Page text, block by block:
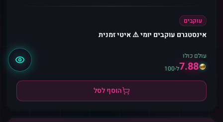
עוקבים
אינסטגרם עוקבים יומי ⚠️ איטי זמנית
עולם כולו
7.88ל-100
הוסף לסל